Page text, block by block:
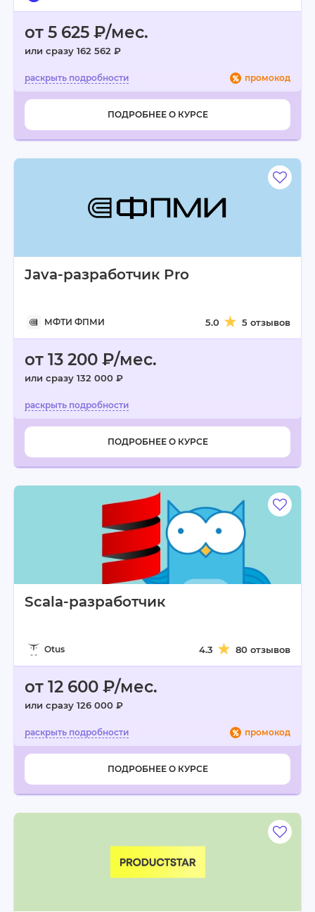
от 5 625 ₽/мес.
или сразу 162 562 ₽
промокод
ПОДРОБНЕЕ О КУРСЕ
Java-разработчик Pro
МФТИ ФПМИ 5.0 5 отзывов
от 13 200 ₽/мес.
или сразу 132 000 ₽
ПОДРОБНЕЕ О КУРСЕ
Scala-разработчик
Otus 4.3 80 отзывов
от 12 600 ₽/мес.
или сразу 126 000 ₽
промокод
ПОДРОБНЕЕ О КУРСЕ